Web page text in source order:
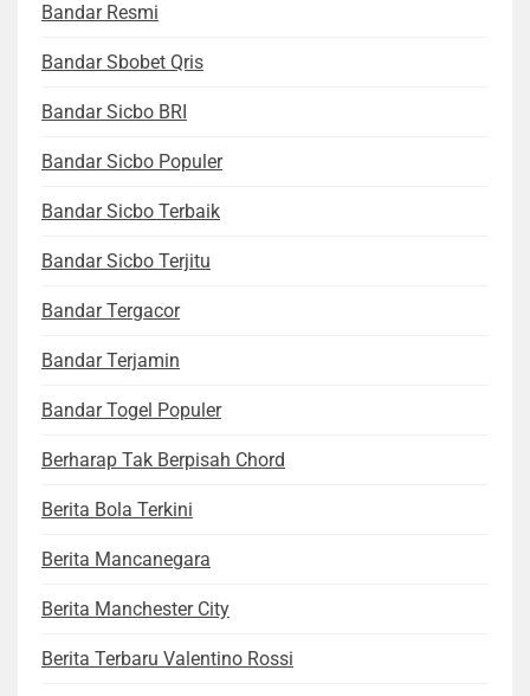
Bandar Resmi
Bandar Sbobet Qris
Bandar Sicbo BRI
Bandar Sicbo Populer
Bandar Sicbo Terbaik
Bandar Sicbo Terjitu
Bandar Tergacor
Bandar Terjamin
Bandar Togel Populer
Berharap Tak Berpisah Chord
Berita Bola Terkini
Berita Mancanegara
Berita Manchester City
Berita Terbaru Valentino Rossi